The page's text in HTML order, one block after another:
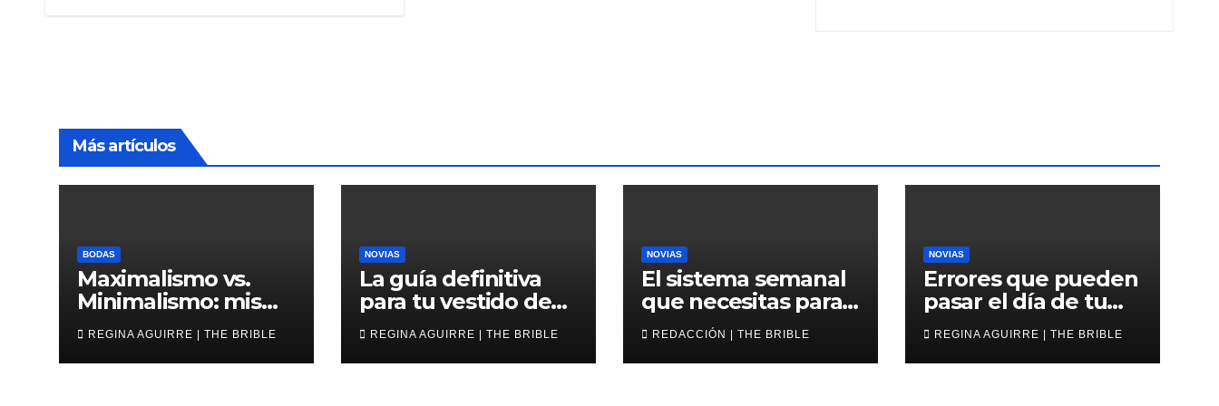
Más artículos
BODAS
Maximalismo vs.
Minimalismo: misma
boda, al revés
REGINA AGUIRRE | THE BRIBLE
NOVIAS
La guía definitiva
para tu vestido de
novia corto
REGINA AGUIRRE | THE BRIBLE
NOVIAS
El sistema semanal
que necesitas para
avanzar en tu boda
REDACCIÓN | THE BRIBLE
NOVIAS
Errores que pueden
pasar el día de tu
boda
REGINA AGUIRRE | THE BRIBLE